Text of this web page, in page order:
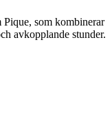
som kombinerar
avkopplande stunder.